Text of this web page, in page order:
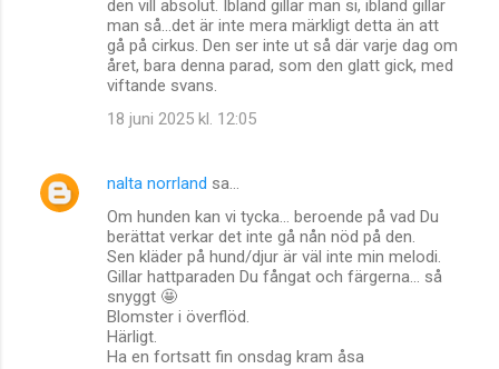
den vill absolut. Ibland gillar man si, ibland gillar
man så...det är inte mera märkligt detta än att
gå på cirkus. Den ser inte ut så där varje dag om
året, bara denna parad, som den glatt gick, med
viftande svans.
18 juni 2025 kl. 12:05
nalta norrland sa…
Om hunden kan vi tycka… beroende på vad Du
berättat verkar det inte gå nån nöd på den.
Sen kläder på hund/djur är väl inte min melodi.
Gillar hattparaden Du fångat och färgerna… så
snyggt 🤩
Blomster i överflöd.
Härligt.
Ha en fortsatt fin onsdag kram åsa